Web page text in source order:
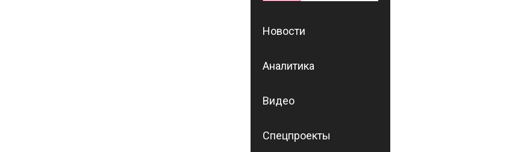
Новости
Аналитика
Видео
Спецпроекты